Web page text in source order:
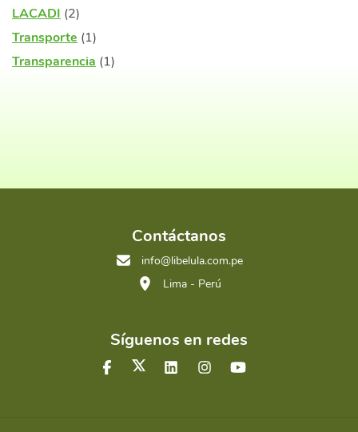
LACADI (2)
Transporte (1)
Transparencia (1)
Contáctanos
info@libelula.com.pe
Lima - Perú
Síguenos en redes